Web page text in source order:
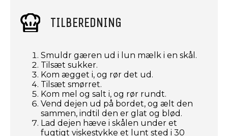
TILBEREDNING
Smuldr gæren ud i lun mælk i en skål.
Tilsæt sukker.
Kom ægget i, og rør det ud.
Tilsæt smørret.
Kom mel og salt i, og rør rundt.
Vend dejen ud på bordet, og ælt den
sammen, indtil den er glat og blød.
Lad dejen hæve i skålen under et
fugtigt viskestykke et lunt sted i 30